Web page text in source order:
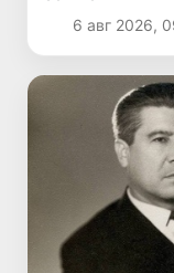
6 авг 2026,